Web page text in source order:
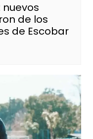
nuevos
de los
de Escobar